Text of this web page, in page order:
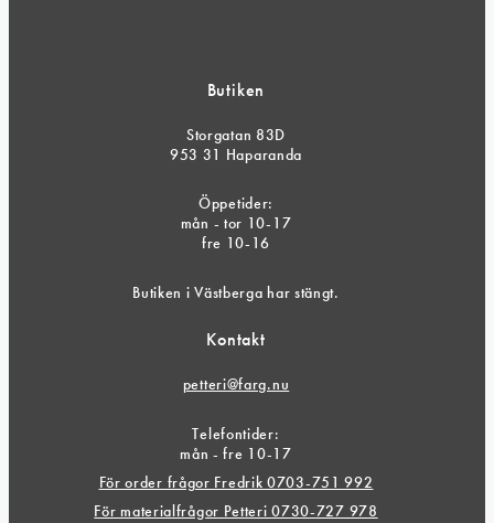
Butiken
Storgatan 83D
953 31 Haparanda
Öppetider:
mån - tor 10-17
fre 10-16
Butiken i Västberga har stängt.
Kontakt
petteri@farg.nu
Telefontider:
mån - fre 10-17
För order frågor Fredrik 0703-751 992
För materialfrågor Petteri 0730-727 978